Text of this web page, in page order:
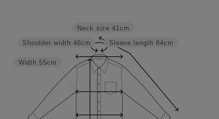
Sleeve length 84cm
Neck size 41cm
Width 55cm
Shoulder width 46cm